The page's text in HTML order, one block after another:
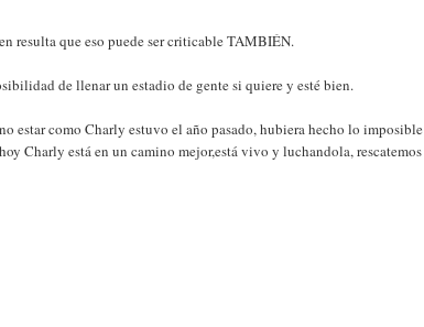
resulta que eso puede ser criticable TAMBIÉN.
de llenar un estadio de gente si quiere y esté bien.
estar como Charly estuvo el año pasado, hubiera hecho lo imposible
Charly está en un camino mejor,está vivo y luchandola, rescatemos